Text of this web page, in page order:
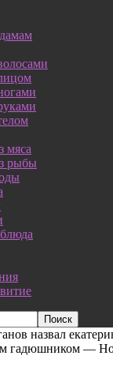
мяса
рыбы
назвал
гадюшником —